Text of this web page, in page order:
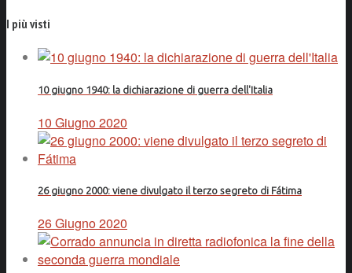
I più visti
10 giugno 1940: la dichiarazione di guerra dell'Italia
10 Giugno 2020
26 giugno 2000: viene divulgato il terzo segreto di Fátima
26 Giugno 2020